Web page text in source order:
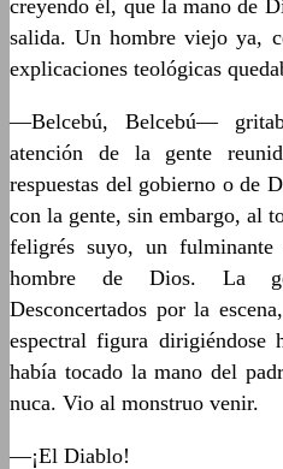
creyendo él, que la mano de
salida. Un hombre viejo ya,
explicaciones teológicas
—Belcebú, Belcebú—
atención de la gente
respuestas del gobierno o de
con la gente, sin embargo, al
feligrés suyo, un
hombre de Dios. La
Desconcertados por la
espectral figura dirigiéndose
había tocado la mano del
nuca. Vio al monstruo venir.
—¡El Diablo!